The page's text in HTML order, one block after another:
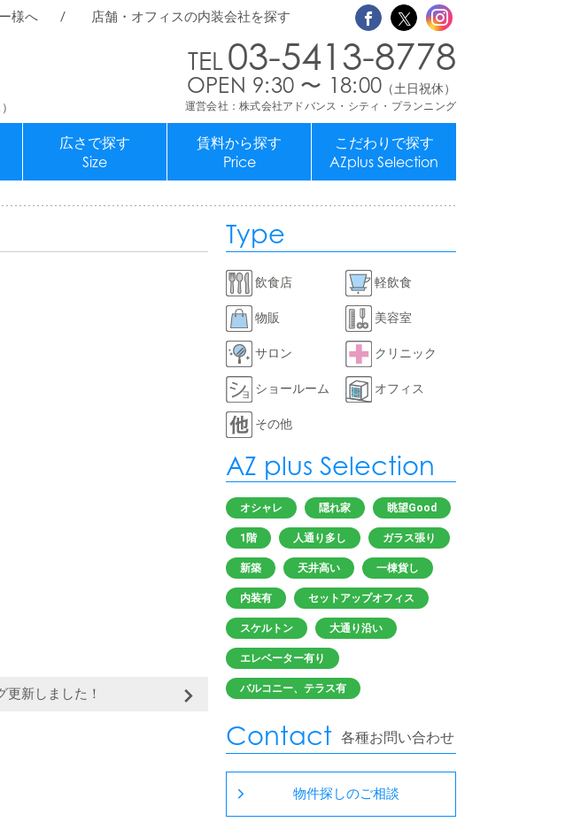
様へ 店舗・オフィスの内装会社を探す
広さで探す
Size
賃料から探す
Price
こだわりで探す
AZplus Selection
03-5413-8778
OPEN 9:30 〜 18:00 （土日祝休）
運営会社：株式会社アドバンス・シティ・プランニング
更新しました！
Type
飲食店 軽飲食
物販 美容室
サロン クリニック
ショールーム オフィス
その他
AZ plus Selection
オシャレ 隠れ家 眺望Good
1階 人通り多し ガラス張り
新築 天井高い 一棟貨し
内装有 セットアップオフィス
スケルトン 大通り沿い
エレベーター有り
バルコニー、テラス有
Contact 各種お問い合わせ
物件探しのご相談